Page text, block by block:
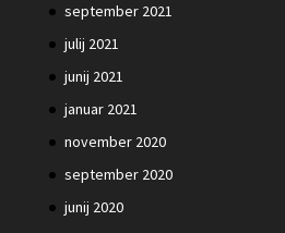
september 2021
julij 2021
junij 2021
januar 2021
november 2020
september 2020
junij 2020